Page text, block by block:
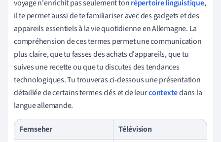
voyage n'enrichit pas seulement tonrépertoire linguistique,
il te permet aussi de te familiariser avec des gadgets et des
appareils essentiels à la vie quotidienne en Allemagne. La
compréhension de ces termes permet une communication
plus claire, que tu fasses des achats d'appareils, que tu
suives une recette ou que tu discutes des tendances
technologiques. Tu trouveras ci-dessous une présentation
détaillée de certains termes clés et de leurcontextedans la
langue allemande.
Fernseher
Télévision